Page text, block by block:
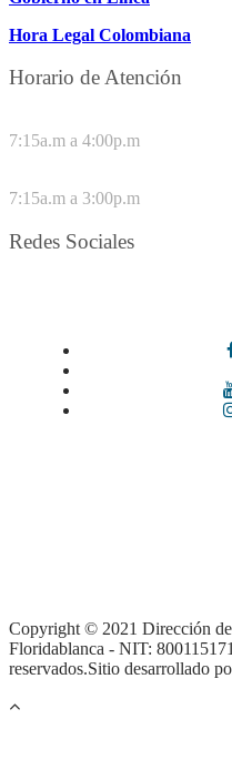
Hora Legal Colombiana
Horario de Atención
7:15a.m a 4:00p.m
7:15a.m a 3:00p.m
Redes Sociales
Copyright © 2021 Dirección
Floridablanca - NIT:
reservados.Sitio desarrollado